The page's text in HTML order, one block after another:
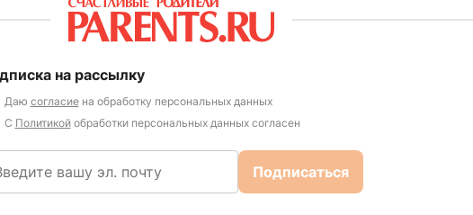
на рассылку
Даю согласиена обработку персональных данных
С Политикойобработки персональных данных согласен
Подписаться